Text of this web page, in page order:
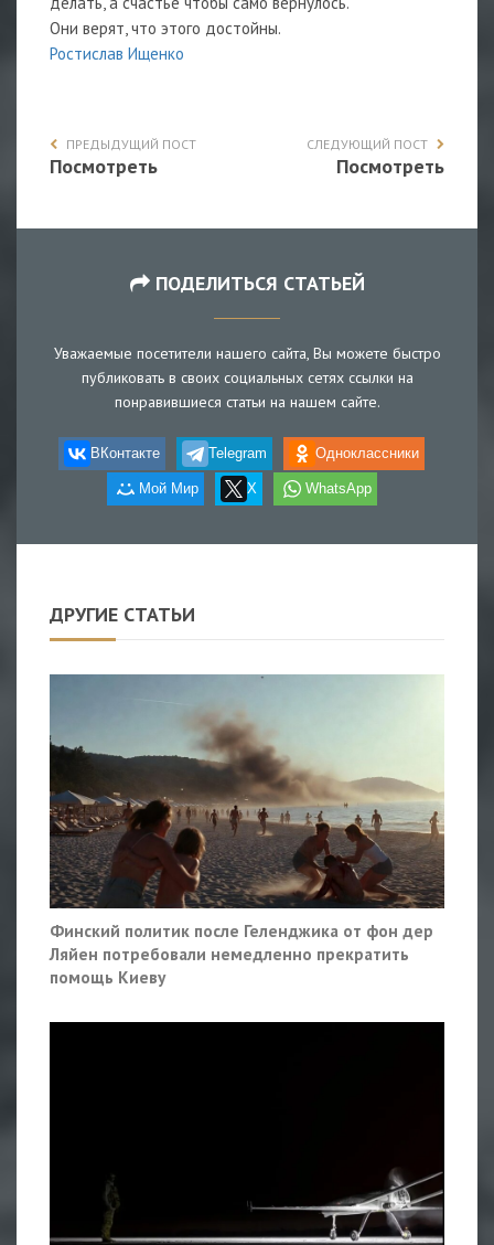
Они верят, что этого достойны.
Ростислав Ищенко
ПРЕДЫДУЩИЙ ПОСТ
Посмотреть
СЛЕДУЮЩИЙ ПОСТ
Посмотреть
ПОДЕЛИТЬСЯ СТАТЬЕЙ
Уважаемые посетители нашего сайта, Вы можете быстро
публиковать в своих социальных сетях ссылки на
понравившиеся статьи на нашем сайте.
ВКонтакте Telegram Одноклассники
Мой Мир X WhatsApp
ДРУГИЕ СТАТЬИ
Финский политик после Геленджика от фон дер
Ляйен потребовали немедленно прекратить
помощь Киеву